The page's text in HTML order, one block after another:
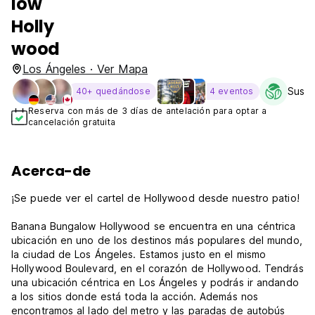
Holly
wood
Los Ángeles · Ver Mapa
40+ quedándose 4 eventos
Reserva con más de 3 días de antelación para optar a
cancelación gratuita
Acerca-de
¡Se puede ver el cartel de Hollywood desde nuestro patio!
Banana Bungalow Hollywood se encuentra en una céntrica
ubicación en uno de los destinos más populares del mundo,
la ciudad de Los Ángeles. Estamos justo en el mismo
Hollywood Boulevard, en el corazón de Hollywood. Tendrás
una ubicación céntrica en Los Ángeles y podrás ir andando
a los sitios donde está toda la acción. Además nos
encontramos al lado del metro y las paradas de autobús